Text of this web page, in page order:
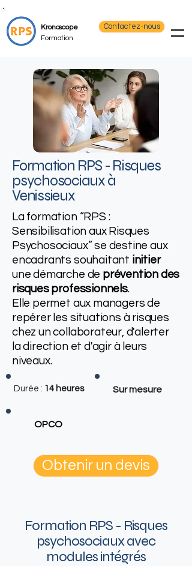
Kronoscope
Formation
Contactez-nous
Formation RPS - Risques
psychosociaux​ à
Venissieux
La formation “RPS :
Sensibilisation aux Risques
Psychosociaux” se destine aux
encadrants souhaitant initier
une démarche de prévention des
risques professionnels.
Elle permet aux managers de
repérer les situations à risques
chez un collaborateur, d'alerter
la direction et d'agir à leurs
niveaux.
Durée : 14 heures Sur mesure
OPCO
Obtenir un devis
Formation RPS - Risques
psychosociaux​ avec
modules intégrés